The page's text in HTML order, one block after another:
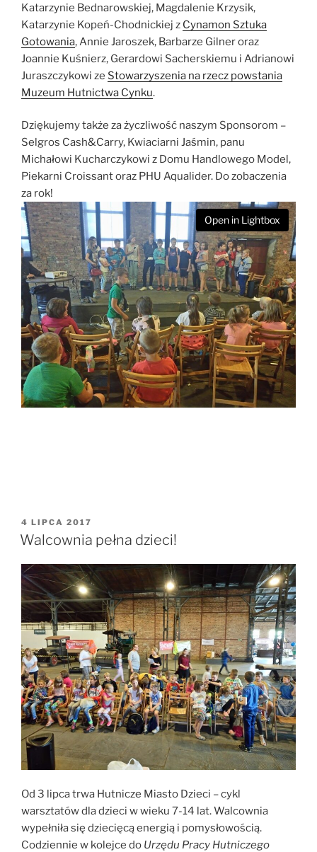
Katarzynie Bednarowskiej, Magdalenie Krzysik,
Katarzynie Kopeń-Chodnickiej z Cynamon Sztuka
Gotowania, Annie Jaroszek, Barbarze Gilner oraz
Joannie Kuśnierz, Gerardowi Sacherskiemu i Adrianowi
Juraszczykowi ze Stowarzyszenia na rzecz powstania
Muzeum Hutnictwa Cynku.
Dziękujemy także za życzliwość naszym Sponsorom –
Selgros Cash&Carry, Kwiaciarni Jaśmin, panu
Michałowi Kucharczykowi z Domu Handlowego Model,
Piekarni Croissant oraz PHU Aqualider. Do zobaczenia
za rok!
Open in Lightbox
OPUBLIKOWANE
W
4 LIPCA 2017
Walcownia pełna dzieci!
Od 3 lipca trwa Hutnicze Miasto Dzieci – cykl
warsztatów dla dzieci w wieku 7-14 lat. Walcownia
wypełniła się dziecięcą energią i pomysłowością.
Codziennie w kolejce do Urzędu Pracy Hutniczego